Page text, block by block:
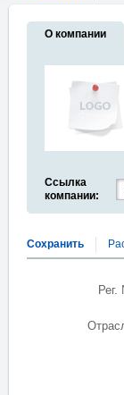
О компании
Ссылка
компании:
Сохранить